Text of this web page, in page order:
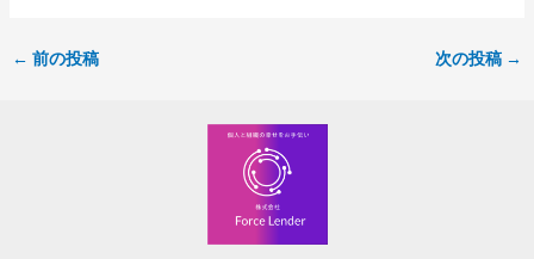
← 前の投稿 次の投稿 →